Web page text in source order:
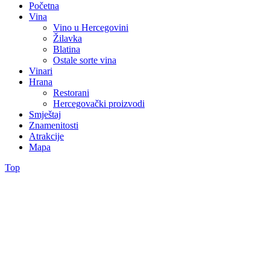
Početna
Vina
Vino u Hercegovini
Žilavka
Blatina
Ostale sorte vina
Vinari
Hrana
Restorani
Hercegovački proizvodi
Smještaj
Znamenitosti
Atrakcije
Mapa
Top